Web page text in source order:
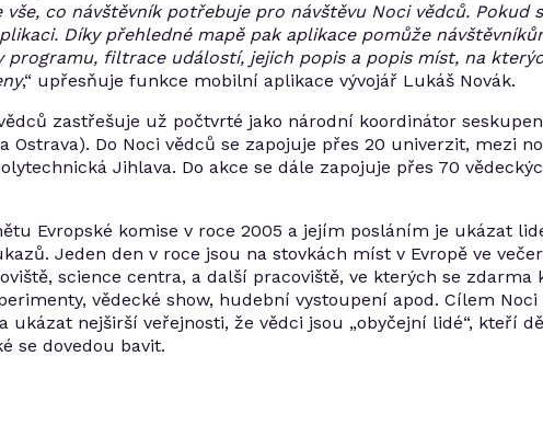
vše, co návštěvník potřebuje pro návštěvu Noci vědců. Pokud
Díky přehledné mapě pak aplikace pomůže
programu, filtrace událostí, jejich popis a popis míst, na
,“ upřesňuje funkce mobilní aplikace vývojář Lukáš Novák.
zastřešuje už počtvrté jako národní koordinátor
Ostrava). Do Noci vědců se zapojuje přes 20 univerzit, mezi
Jihlava. Do akce se dále zapojuje přes 70
Evropské komise v roce 2005 a jejím posláním je ukázat
Jeden den v roce jsou na stovkách míst v Evropě ve
science centra, a další pracoviště, ve kterých se
vědecké show, hudební vystoupení apod. Cílem
ukázat nejširší veřejnosti, že vědci jsou „obyčejní lidé“, kteří
se dovedou bavit.